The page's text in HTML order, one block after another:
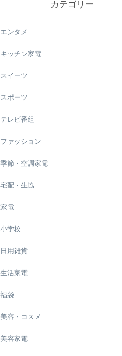
カテゴリー
エンタメ
キッチン家電
スイーツ
スポーツ
テレビ番組
ファッション
季節・空調家電
宅配・生協
家電
小学校
日用雑貨
生活家電
福袋
美容・コスメ
美容家電